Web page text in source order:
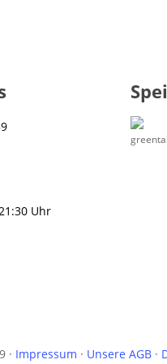
Uhr
· Impressum · Unsere AGB ·